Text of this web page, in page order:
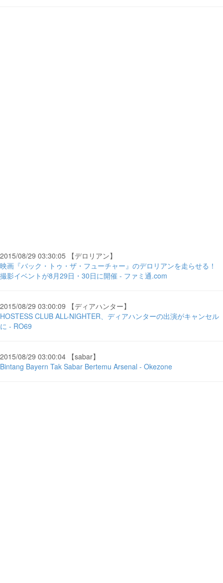
2015/08/29 03:30:05 【デロリアン】
映画『バック・トゥ・ザ・フューチャー』のデロリアンを走らせる！
撮影イベントが8月29日・30日に開催 - ファミ通.com
2015/08/29 03:00:09 【ディアハンター】
HOSTESS CLUB ALL-NIGHTER、ディアハンターの出演がキャンセル
に - RO69
2015/08/29 03:00:04 【sabar】
Bintang Bayern Tak Sabar Bertemu Arsenal - Okezone